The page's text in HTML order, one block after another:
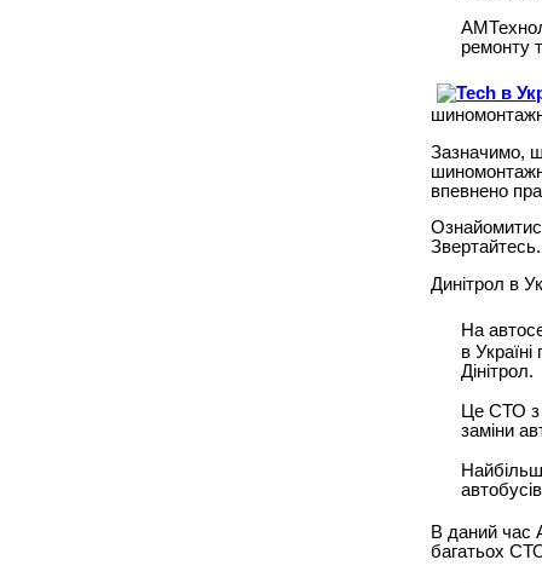
ремонту
Зазначимо,
впевнено
Звертайтесь.
Динітрол в
На
в
Дінітрол.
Це СТО з
заміни
В даний час
багатьох